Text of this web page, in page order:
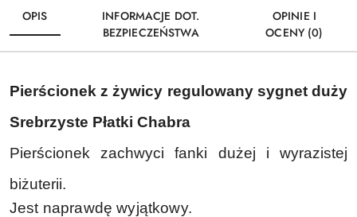
OPIS
INFORMACJE DOT.
BEZPIECZEŃSTWA
OPINIE I
OCENY (0)
Pierścionek z żywicy regulowany sygnet duży
Srebrzyste Płatki Chabra
Pierścionek zachwyci fanki dużej i wyrazistej
biżuterii.
Jest naprawdę wyjątkowy.